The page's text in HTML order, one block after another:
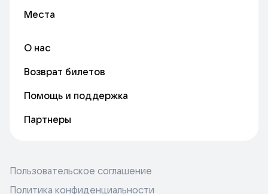
Места
О нас
Возврат билетов
Помощь и поддержка
Партнеры
Пользовательское соглашение
Политика конфиденциальности